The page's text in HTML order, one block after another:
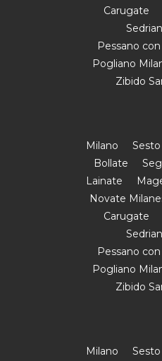
Carugate
Pessano
Pogliano
Zibido
Milano
Bollate
Lainate
Novate
Carugate
Pessano
Pogliano
Zibido
Milano